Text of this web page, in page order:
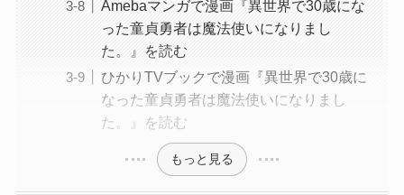
Amebaマンガで漫画『異世界で30歳にな
った童貞勇者は魔法使いになりまし
た。』を読む
ひかりTVブックで漫画『異世界で30歳に
なった童貞勇者は魔法使いになりまし
た。』を読む
もっと見る